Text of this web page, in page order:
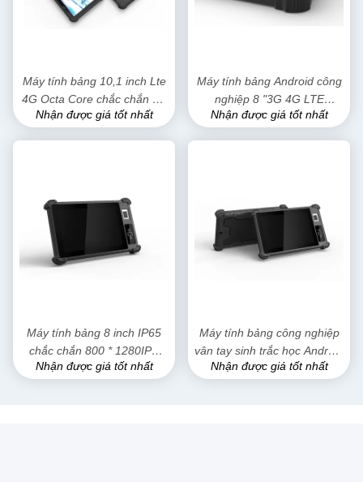
Máy tính bảng 10,1 inch Lte
4G Octa Core chắc chắn với
vân tay Rfid 13,56MHZ Nfc
Nhận được giá tốt nhất
Máy tính bảng Android công
nghiệp 8 "3G 4G LTE
MTK6765 Octa Core với đầu
Nhận được giá tốt nhất
Máy tính bảng 8 inch IP65
chắc chắn 800 * 1280IPS
2GB + 16GB 8000mAh
Nhận được giá tốt nhất
Máy tính bảng công nghiệp
vân tay sinh trắc học Android
8 inch Pc với NFC IP65 Máy
Nhận được giá tốt nhất